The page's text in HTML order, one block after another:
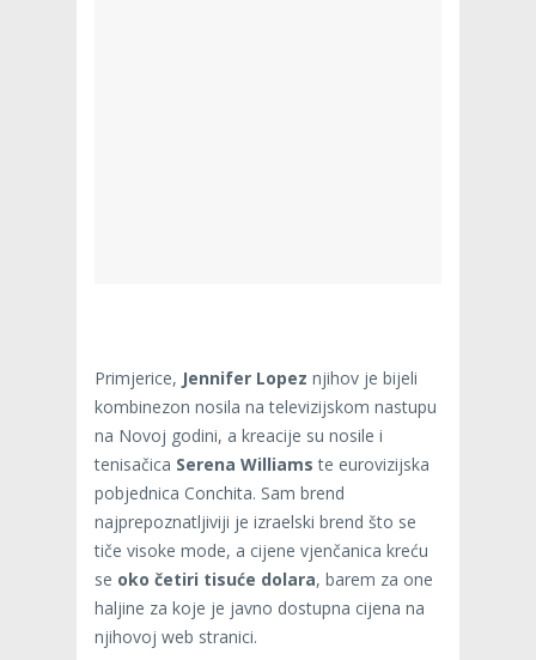
Primjerice, Jennifer Lopez njihov je bijeli
kombinezon nosila na televizijskom nastupu
na Novoj godini, a kreacije su nosile i
tenisačica Serena Williams te eurovizijska
pobjednica Conchita. Sam brend
najprepoznatljiviji je izraelski brend što se
tiče visoke mode, a cijene vjenčanica kreću
se oko četiri tisuće dolara, barem za one
haljine za koje je javno dostupna cijena na
njihovoj web stranici.